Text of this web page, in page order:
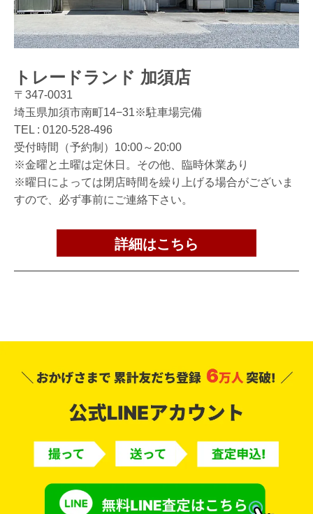
トレードランド 加須店
〒347-0031
埼玉県加須市南町14−31※駐車場完備
TEL : 0120-528-496
受付時間（予約制）10:00～20:00
※金曜と土曜は定休日。その他、臨時休業あり
※曜日によっては閉店時間を繰り上げる場合がございま
すので、必ず事前にご連絡下さい。
詳細はこちら